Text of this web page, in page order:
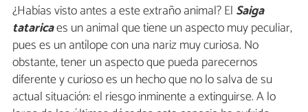
¿Habías visto antes a este extraño animal? El Saiga
tataricaes un animal que tiene un aspecto muy peculiar,
pues es un antílope con una nariz muy curiosa. No
obstante, tener un aspecto que pueda parecernos
diferente y curioso es un hecho que no lo salva de su
actual situación: el riesgo inminente a extinguirse. A lo